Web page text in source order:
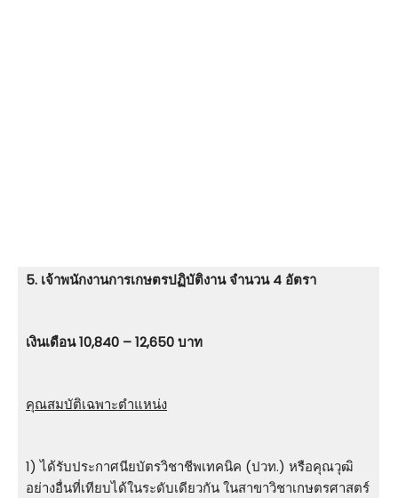
5. เจ้าพนักงานการเกษตรปฏิบัติงาน จำนวน 4 อัตรา
เงินเดือน 10,840 – 12,650 บาท
คุณสมบัติเฉพาะตำแหน่ง
1) ได้รับประกาศนียบัตรวิชาชีพเทคนิค (ปวท.) หรือคุณวุฒิ
อย่างอื่นที่เทียบได้ในระดับเดียวกัน ในสาขาวิชาเกษตรศาสตร์